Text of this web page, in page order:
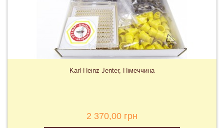
Karl-Heinz Jenter, Німеччина
2 370,00 грн